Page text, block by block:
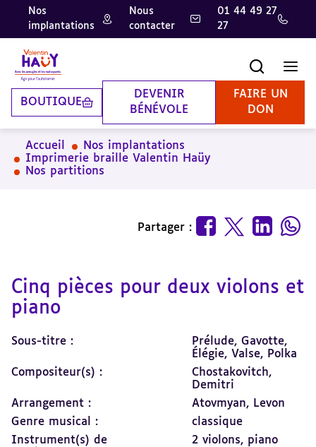
Aller
contenu
principal
Aller
pied
de
page
Aller
la
recherche
Nos
implantations
Nous
contacter
01 44 49 27
27
BOUTIQUE
DEVENIR
BÉNÉVOLE
FAIRE UN
DON
Accueil
Nos implantations
Imprimerie braille Valentin Haüy
Nos partitions
Partager :
Cinq pièces pour deux violons et
piano
Sous-titre :
Prélude, Gavotte,
Élégie, Valse, Polka
Compositeur(s) :
Chostakovitch,
Demitri
Arrangement :
Atovmyan, Levon
Genre musical :
classique
Instrument(s) de
2 violons, piano